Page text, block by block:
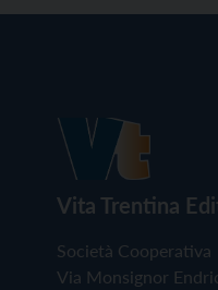
Vita Trentina
Società Cooperativa
Via Monsignor